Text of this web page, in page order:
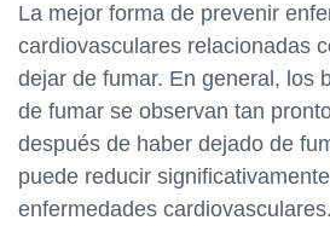
La mejor forma de prevenir
cardiovasculares relacionadas
dejar de fumar. En general, los
de fumar se observan tan
después de haber dejado de
puede reducir
enfermedades